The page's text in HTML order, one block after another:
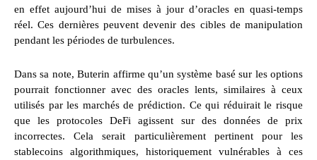
en effet aujourd’hui de mises à jour d’oracles en quasi-temps
réel. Ces dernières peuvent devenir des cibles de manipulation
pendant les périodes de turbulences.
Dans sa note, Buterin affirme qu’un système basé sur les options
pourrait fonctionner avec des oracles lents, similaires à ceux
utilisés par les marchés de prédiction. Ce qui réduirait le risque
que les protocoles DeFi agissent sur des données de prix
incorrectes. Cela serait particulièrement pertinent pour les
stablecoins algorithmiques, historiquement vulnérables à ces